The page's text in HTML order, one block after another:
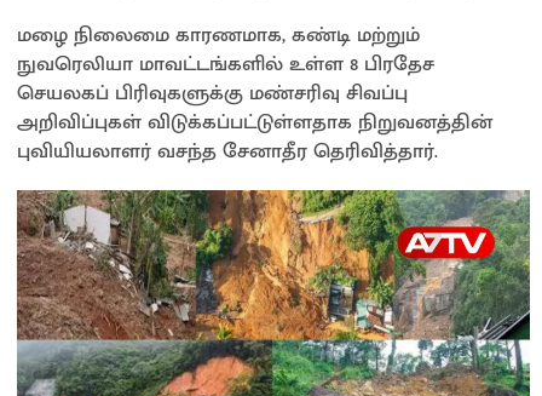
மழை நிலைமை காரணமாக, கண்டி மற்றும்
நுவரெலியா மாவட்டங்களில் உள்ள 8 பிரதேச
செயலகப் பிரிவுகளுக்கு மண்சரிவு சிவப்பு
அறிவிப்புகள் விடுக்கப்பட்டுள்ளதாக நிறுவனத்தின்
புவியியலாளர் வசந்த சேனாதீர தெரிவித்தார்.